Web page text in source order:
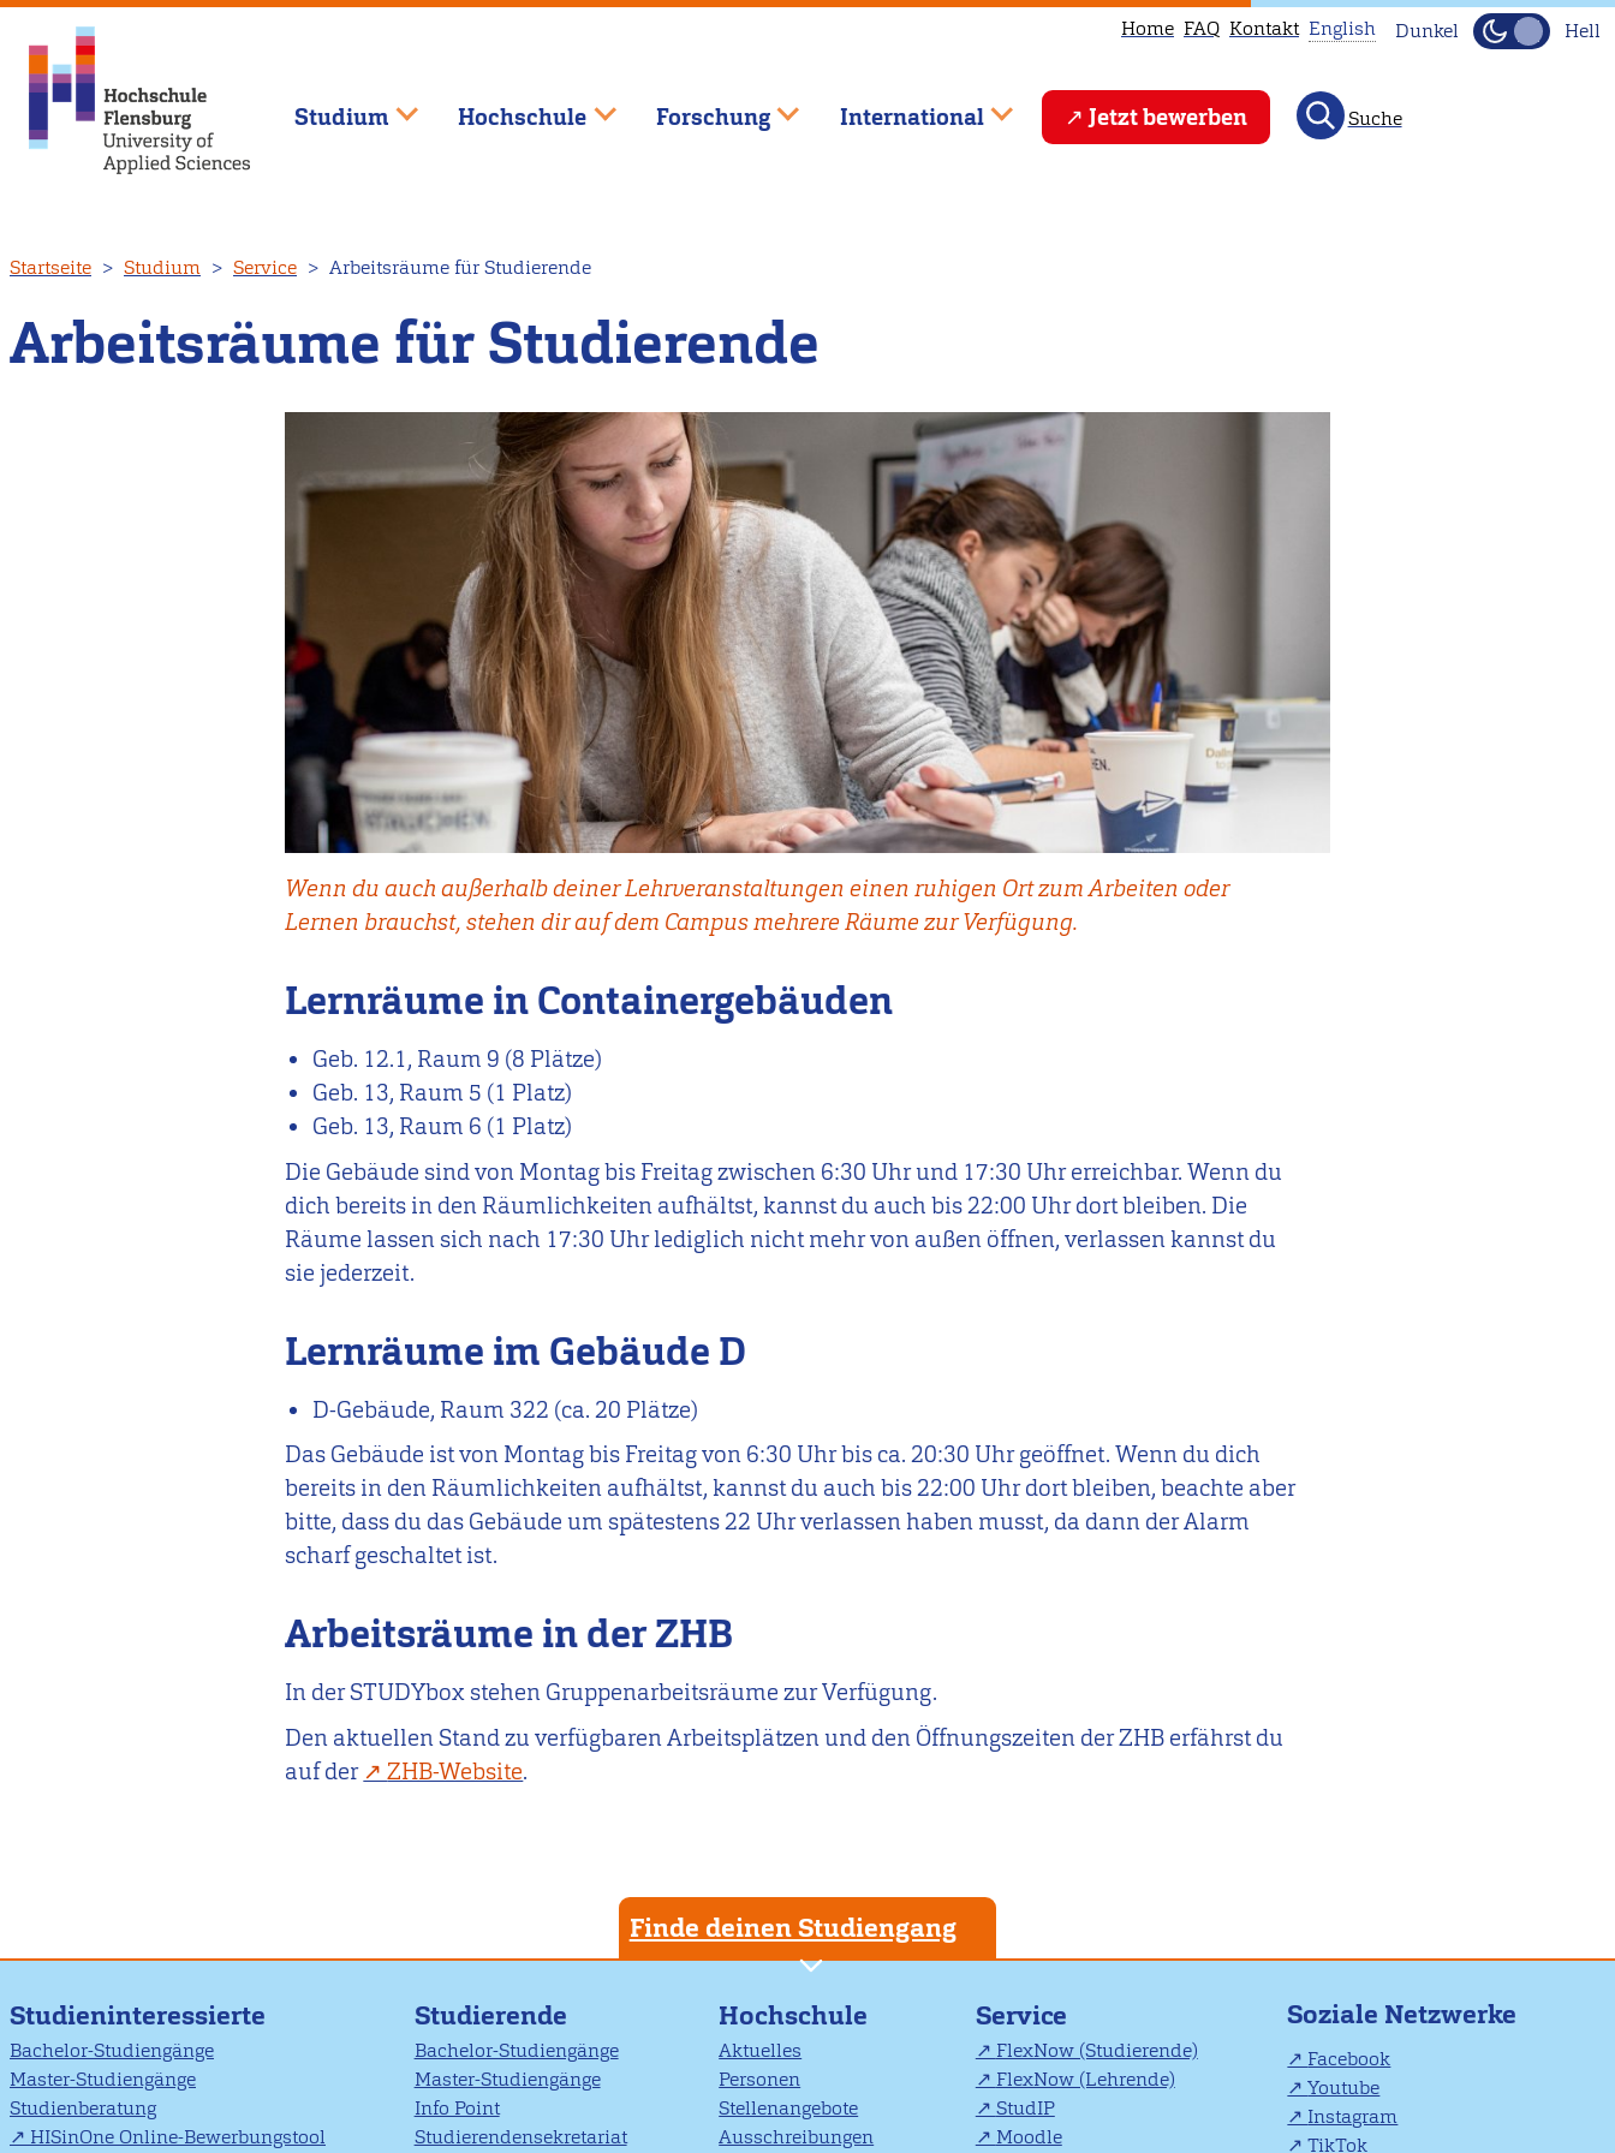
zum
Inhalt
Home FAQ Kontakt
This
page
English Dunkel Hell
Studium Hochschule Forschung International Jetzt bewerben Suche
Startseite Studium Service Arbeitsräume für Studierende
Arbeitsräume für Studierende
Wenn du auch außerhalb deiner Lehrveranstaltungen einen ruhigen Ort zum Arbeiten oder
Lernen brauchst, stehen dir auf dem Campus mehrere Räume zur Verfügung.
Lernräume in Containergebäuden
Geb. 12.1, Raum 9 (8 Plätze)
Geb. 13, Raum 5 (1 Platz)
Geb. 13, Raum 6 (1 Platz)
Die Gebäude sind von Montag bis Freitag zwischen 6:30 Uhr und 17:30 Uhr erreichbar. Wenn du
dich bereits in den Räumlichkeiten aufhältst, kannst du auch bis 22:00 Uhr dort bleiben. Die
Räume lassen sich nach 17:30 Uhr lediglich nicht mehr von außen öffnen, verlassen kannst du
sie jederzeit.
Lernräume im Gebäude D
D-Gebäude, Raum 322 (ca. 20 Plätze)
Das Gebäude ist von Montag bis Freitag von 6:30 Uhr bis ca. 20:30 Uhr geöffnet. Wenn du dich
bereits in den Räumlichkeiten aufhältst, kannst du auch bis 22:00 Uhr dort bleiben, beachte aber
bitte, dass du das Gebäude um spätestens 22 Uhr verlassen haben musst, da dann der Alarm
scharf geschaltet ist.
Arbeitsräume in der ZHB
In der STUDYbox stehen Gruppenarbeitsräume zur Verfügung.
Den aktuellen Stand zu verfügbaren Arbeitsplätzen und den Öffnungszeiten der ZHB erfährst du
auf der
ZHB-Website.
Finde deinen Studiengang
Studieninteressierte
Bachelor-Studiengänge
Master-Studiengänge
Studienberatung
HISinOne Online-Bewerbungstool
Studierende
Bachelor-Studiengänge
Master-Studiengänge
Info Point
Studierendensekretariat
Hochschule
Aktuelles
Personen
Stellenangebote
Ausschreibungen
Service
FlexNow (Studierende)
FlexNow (Lehrende)
StudIP
Moodle
Soziale Netzwerke
Facebook
Youtube
Instagram
TikTok